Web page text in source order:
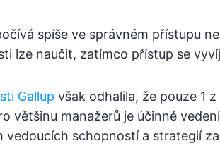
spíše ve správném přístupu
lze naučit, zatímco přístup se
Gallup však odhalila, že pouze 1
většinu manažerů je účinné
vedoucích schopností a strategií